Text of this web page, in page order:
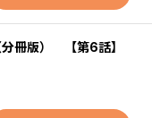
冊版） 【第6話】